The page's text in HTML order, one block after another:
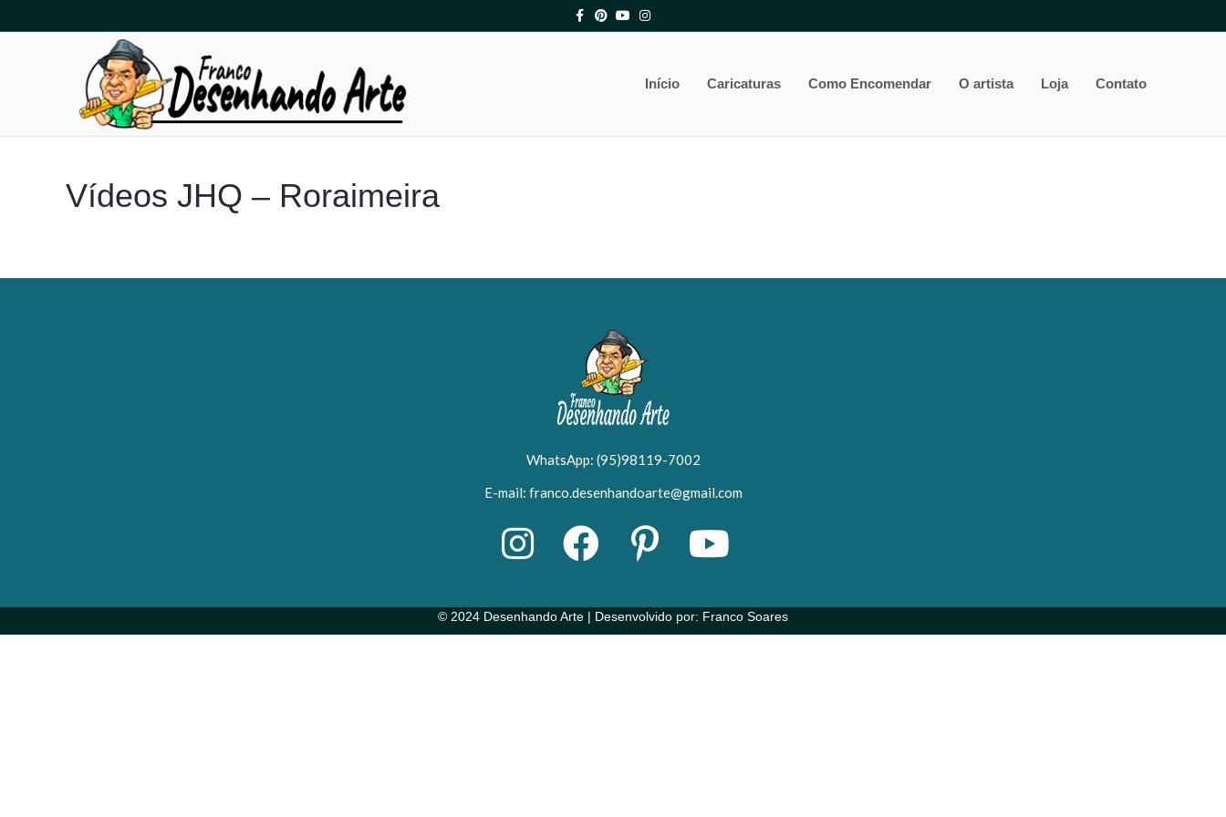
Facebook
PinterestYoutubeInstagram
Início Caricaturas Como Encomendar O artista Loja Contato
Vídeos JHQ – Roraimeira
WhatsApp: (95)98119-7002
E-mail: franco.desenhandoarte@gmail.com
© 2024 Desenhando Arte | Desenvolvido por: Franco Soares